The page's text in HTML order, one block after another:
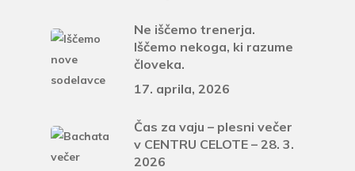
Ne iščemo trenerja.
Iščemo nekoga, ki razume
človeka.
17. aprila, 2026
Čas za vaju – plesni večer
v CENTRU CELOTE – 28. 3.
2026